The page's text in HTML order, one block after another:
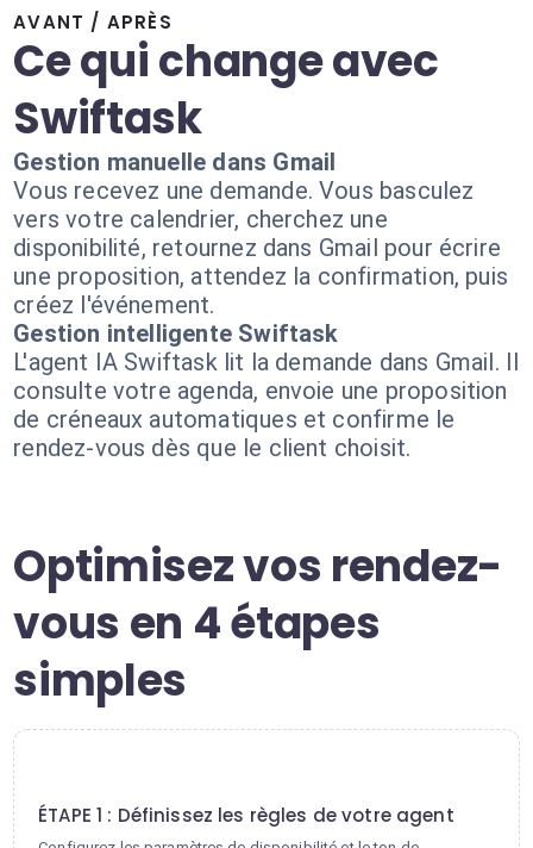
AVANT / APRÈS
Ce qui change avec
Swiftask
Gestion manuelle dans Gmail
Vous recevez une demande. Vous basculez
vers votre calendrier, cherchez une
disponibilité, retournez dans Gmail pour écrire
une proposition, attendez la confirmation, puis
créez l'événement.
Gestion intelligente Swiftask
L'agent IA Swiftask lit la demande dans Gmail. Il
consulte votre agenda, envoie une proposition
de créneaux automatiques et confirme le
rendez-vous dès que le client choisit.
Optimisez vos rendez-
vous en 4 étapes
simples
ÉTAPE 1 : Définissez les règles de votre agent